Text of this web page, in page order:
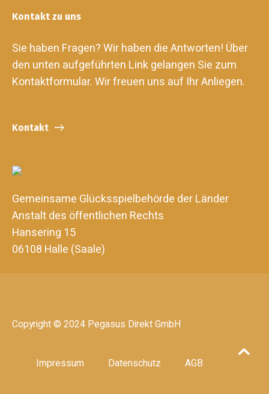
Kontakt zu uns
Sie haben Fragen? Wir haben die Antworten! Über
den unten aufgeführten Link gelangen Sie zum
Kontaktformular. Wir freuen uns auf Ihr Anliegen.
Kontakt
Gemeinsame Glücksspielbehörde der Länder
Anstalt des öffentlichen Rechts
Hansering 15
06108 Halle (Saale)
Copyright © 2024 Pegasus Direkt GmbH
Impressum Datenschutz AGB